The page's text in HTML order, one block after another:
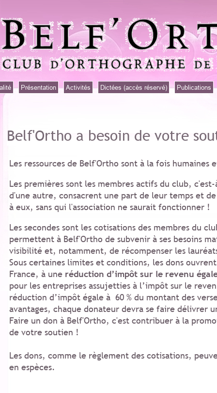
Présentation Activités Dictées (accès réservé) Publications
Belf'Ortho a besoin de votre
Les ressources de Belf'Ortho sont à la fois humaines
Les premières sont les membres actifs du club,
d'une autre, consacrent une part de leur temps et
à eux, sans qui l'association ne saurait fonctionner !
Les secondes sont les cotisations des membres du
permettent à Belf'Ortho de subvenir à ses besoins
visibilité et, notamment, de récompenser les
Sous certaines limites et conditions, les dons
France, à une réduction d’impôt sur le revenu
pour les entreprises assujetties à l’impôt sur le
réduction d’impôt égale à 60 % du montant des
avantages, chaque donateur devra se faire délivrer
Faire un don à Belf'Ortho, c'est contribuer à la
de votre soutien !
Les dons, comme le règlement des cotisations,
en espèces.